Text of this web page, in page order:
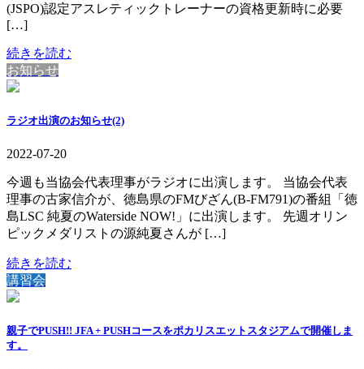
(JSPO)認定アスレティックトレーナーの資格更新時に必要
[…]
続きを読む
お知らせ
ラジオ出演のお知らせ(2)
2022-07-20
今週も当協会代表理事がラジオに出演します。 当協会代表
理事の古家信介が、徳島県のFMびざん(B-FM791)の番組「徳
島LSC 純夏のWaterside NOW!」に出演します。 先週オリン
ピックメダリストの源純夏さんが […]
続きを読む
講習会
親子でPUSH!! JFA + PUSHコースをポカリスエットスタジアムで開催しま
す。